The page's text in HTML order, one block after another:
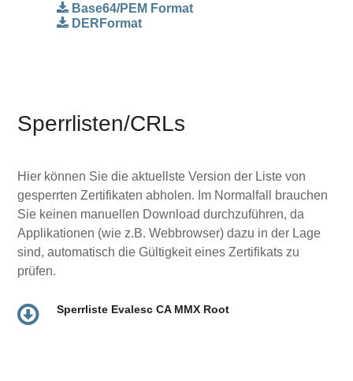
Base64/PEM Format
DERFormat
Sperrlisten/CRLs
Hier können Sie die aktuellste Version der Liste von
gesperrten Zertifikaten abholen. Im Normalfall brauchen
Sie keinen manuellen Download durchzuführen, da
Applikationen (wie z.B. Webbrowser) dazu in der Lage
sind, automatisch die Gültigkeit eines Zertifikats zu
prüfen.
Sperrliste Evalesc CA MMX Root